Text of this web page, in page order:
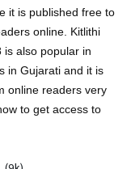
it is published free to
online. Kitlithi
is also popular in
in Gujarati and it is
online readers very
to get access to